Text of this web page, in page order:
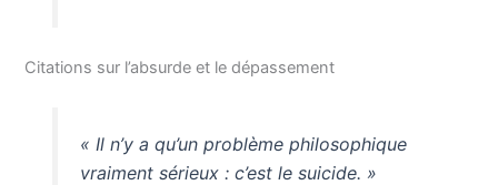
Citations sur l’absurde et le dépassement
« Il n’y a qu’un problème philosophique
vraiment sérieux : c’est le suicide. »